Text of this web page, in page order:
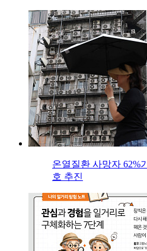
온열질환 사망자 62%
호 추진